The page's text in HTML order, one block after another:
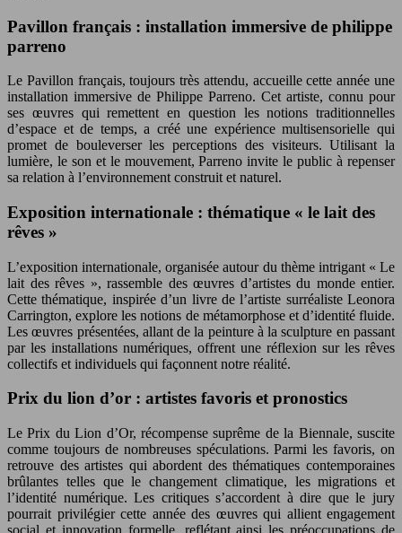
Pavillon français : installation immersive de philippe
parreno
Le Pavillon français, toujours très attendu, accueille cette année une
installation immersive de Philippe Parreno. Cet artiste, connu pour
ses œuvres qui remettent en question les notions traditionnelles
d’espace et de temps, a créé une expérience multisensorielle qui
promet de bouleverser les perceptions des visiteurs. Utilisant la
lumière, le son et le mouvement, Parreno invite le public à repenser
sa relation à l’environnement construit et naturel.
Exposition internationale : thématique « le lait des
rêves »
L’exposition internationale, organisée autour du thème intrigant « Le
lait des rêves », rassemble des œuvres d’artistes du monde entier.
Cette thématique, inspirée d’un livre de l’artiste surréaliste Leonora
Carrington, explore les notions de métamorphose et d’identité fluide.
Les œuvres présentées, allant de la peinture à la sculpture en passant
par les installations numériques, offrent une réflexion sur les rêves
collectifs et individuels qui façonnent notre réalité.
Prix du lion d’or : artistes favoris et pronostics
Le Prix du Lion d’Or, récompense suprême de la Biennale, suscite
comme toujours de nombreuses spéculations. Parmi les favoris, on
retrouve des artistes qui abordent des thématiques contemporaines
brûlantes telles que le changement climatique, les migrations et
l’identité numérique. Les critiques s’accordent à dire que le jury
pourrait privilégier cette année des œuvres qui allient engagement